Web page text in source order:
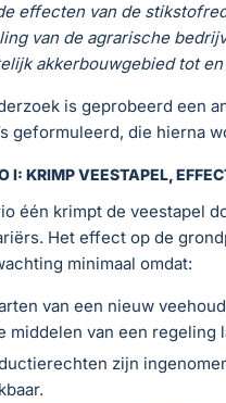
effecten van de
van de agrarische
akkerbouwgebied tot en
is geprobeerd een
geformuleerd, die hierna
I: KRIMP VEESTAPEL,
één krimpt de veestapel
Het effect op de
minimaal omdat:
van een nieuw
middelen van een regeling
zijn